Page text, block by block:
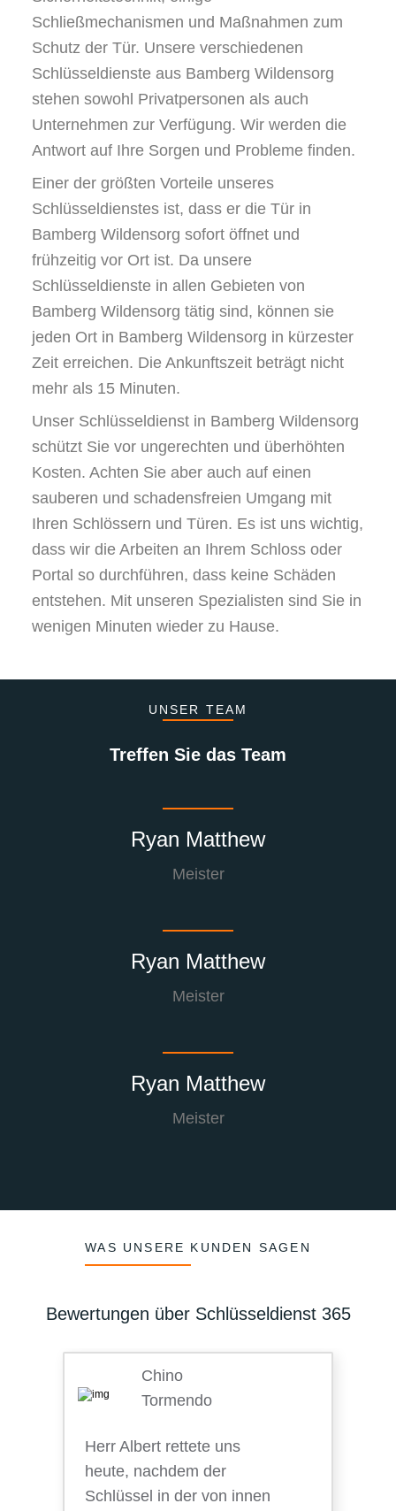
Schließmechanismen und Maßnahmen zum
Schutz der Tür. Unsere verschiedenen
Schlüsseldienste aus Bamberg Wildensorg
stehen sowohl Privatpersonen als auch
Unternehmen zur Verfügung. Wir werden die
Antwort auf Ihre Sorgen und Probleme finden.
Einer der größten Vorteile unseres
Schlüsseldienstes ist, dass er die Tür in
Bamberg Wildensorg sofort öffnet und
frühzeitig vor Ort ist. Da unsere
Schlüsseldienste in allen Gebieten von
Bamberg Wildensorg tätig sind, können sie
jeden Ort in Bamberg Wildensorg in kürzester
Zeit erreichen. Die Ankunftszeit beträgt nicht
mehr als 15 Minuten.
Unser Schlüsseldienst in Bamberg Wildensorg
schützt Sie vor ungerechten und überhöhten
Kosten. Achten Sie aber auch auf einen
sauberen und schadensfreien Umgang mit
Ihren Schlössern und Türen. Es ist uns wichtig,
dass wir die Arbeiten an Ihrem Schloss oder
Portal so durchführen, dass keine Schäden
entstehen. Mit unseren Spezialisten sind Sie in
wenigen Minuten wieder zu Hause.
UNSER TEAM
Treffen Sie das Team
Ryan Matthew
Meister
Ryan Matthew
Meister
Ryan Matthew
Meister
WAS UNSERE KUNDEN SAGEN
Bewertungen über Schlüsseldienst 365
Chino
Tormendo
Herr Albert rettete uns
heute, nachdem der
Schlüssel in der von innen